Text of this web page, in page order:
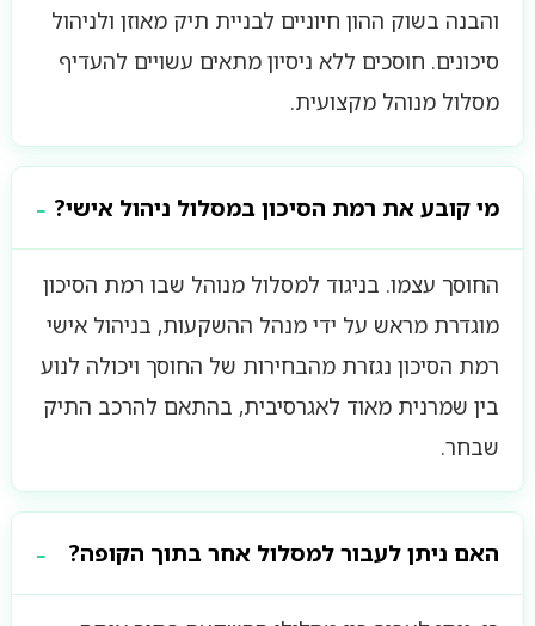
והבנה בשוק ההון חיוניים לבניית תיק מאוזן ולניהול
סיכונים. חוסכים ללא ניסיון מתאים עשויים להעדיף
מסלול מנוהל מקצועית.
מי קובע את רמת הסיכון במסלול ניהול אישי?
החוסך עצמו. בניגוד למסלול מנוהל שבו רמת הסיכון
מוגדרת מראש על ידי מנהל ההשקעות, בניהול אישי
רמת הסיכון נגזרת מהבחירות של החוסך ויכולה לנוע
בין שמרנית מאוד לאגרסיבית, בהתאם להרכב התיק
שבחר.
האם ניתן לעבור למסלול אחר בתוך הקופה?